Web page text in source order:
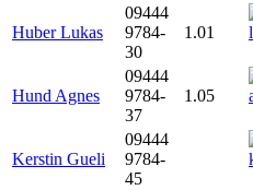
Huber Lukas
09444
9784-
30
1.01
Hund Agnes
09444
9784-
37
1.05
Kerstin Gueli
09444
9784-
45